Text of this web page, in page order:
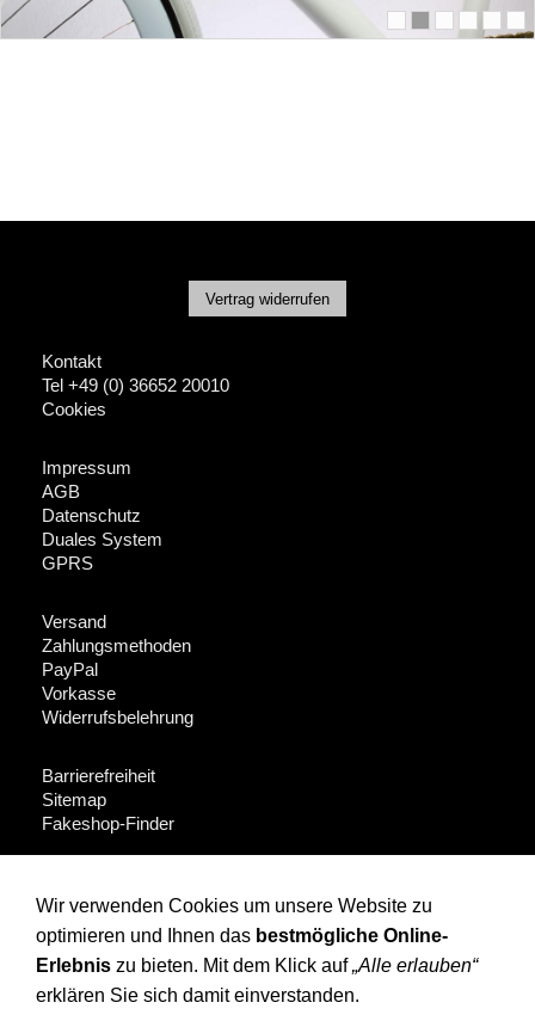
Vertrag widerrufen
Kontakt
Tel +49 (0) 36652 20010
Cookies
Impressum
AGB
Datenschutz
Duales System
GPRS
Versand
Zahlungsmethoden
PayPal
Vorkasse
Widerrufsbelehrung
Barrierefreiheit
Sitemap
Fakeshop-Finder
Instagram
Facebook
Wir verwenden Cookies um unsere Website zu
optimieren und Ihnen das bestmögliche Online-
Erlebnis zu bieten. Mit dem Klick auf„Alle erlauben“
erklären Sie sich damit einverstanden.